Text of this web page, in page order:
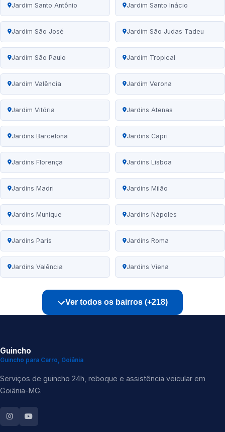
Jardim Santo Antônio Jardim Santo Inácio
Jardim São José Jardim São Judas Tadeu
Jardim São Paulo Jardim Tropical
Jardim Valência Jardim Verona
Jardim Vitória Jardins Atenas
Jardins Barcelona Jardins Capri
Jardins Florença Jardins Lisboa
Jardins Madri Jardins Milão
Jardins Munique Jardins Nápoles
Jardins Paris Jardins Roma
Jardins Valência Jardins Viena
Ver todos os bairros (+218)
Guincho
Guincho para Carro, Goiânia
Serviços de guincho 24h, reboque e assistência veicular em
Goiânia-MG.